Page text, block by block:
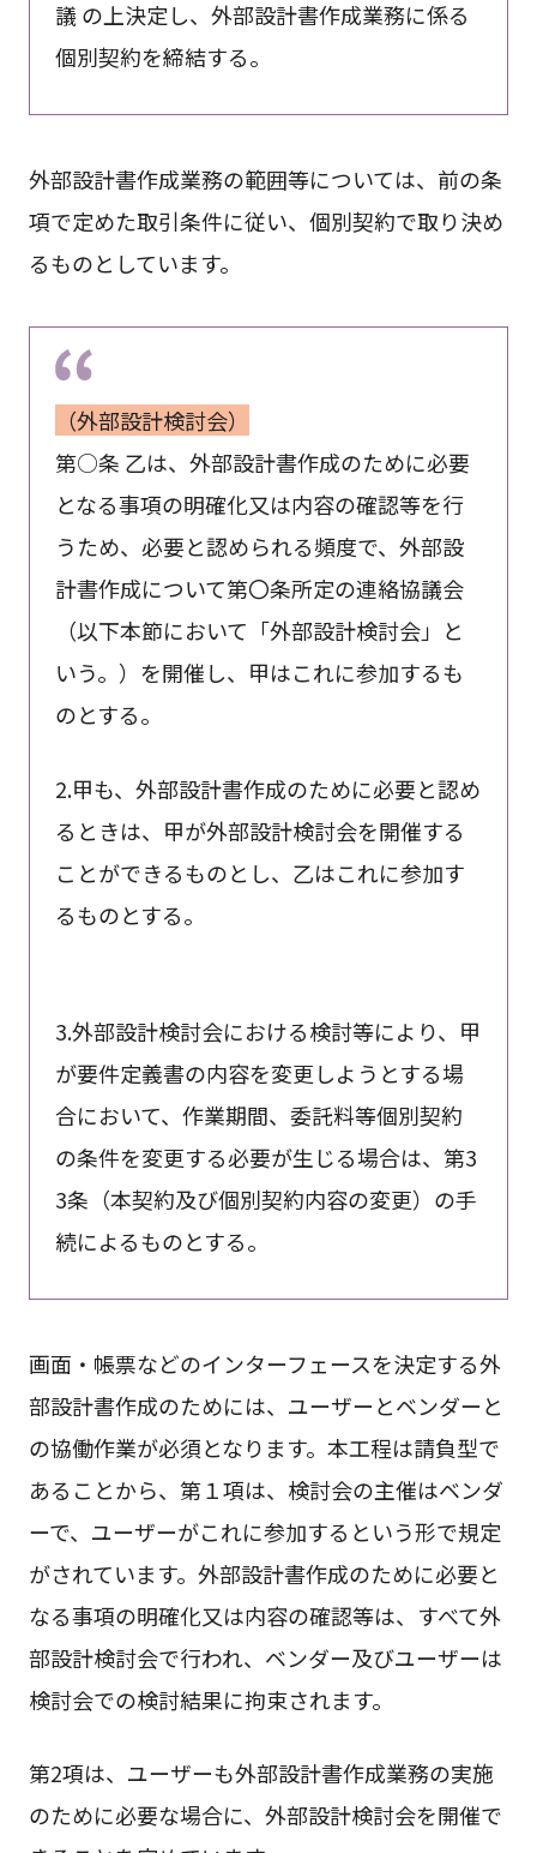
議 の上決定し、外部設計書作成業務に係る
個別契約を締結する。
外部設計書作成業務の範囲等については、前の条
項で定めた取引条件に従い、個別契約で取り決め
るものとしています。
（外部設計検討会）
第○条 乙は、外部設計書作成のために必要
となる事項の明確化又は内容の確認等を行
うため、必要と認められる頻度で、外部設
計書作成について第〇条所定の連絡協議会
（以下本節において「外部設計検討会」と
いう。）を開催し、甲はこれに参加するも
のとする。
2.甲も、外部設計書作成のために必要と認め
るときは、甲が外部設計検討会を開催する
ことができるものとし、乙はこれに参加す
るものとする。
3.外部設計検討会における検討等により、甲
が要件定義書の内容を変更しようとする場
合において、作業期間、委託料等個別契約
の条件を変更する必要が生じる場合は、第3
3条（本契約及び個別契約内容の変更）の手
続によるものとする。
画面・帳票などのインターフェースを決定する外
部設計書作成のためには、ユーザーとベンダーと
の協働作業が必須となります。本工程は請負型で
あることから、第１項は、検討会の主催はベンダ
ーで、ユーザーがこれに参加するという形で規定
がされています。外部設計書作成のために必要と
なる事項の明確化又は内容の確認等は、すべて外
部設計検討会で行われ、ベンダー及びユーザーは
検討会での検討結果に拘束されます。
第2項は、ユーザーも外部設計書作成業務の実施
のために必要な場合に、外部設計検討会を開催で